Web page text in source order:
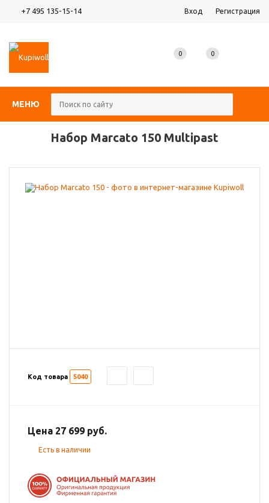
+7 495 135-15-14 Вход Регистрация
МЕНЮ
0 0
Набор Marcato 150 Multipast
Код товара 5040
Цена 27 699 руб.
Есть в наличии